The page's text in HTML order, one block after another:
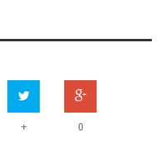
+ 0